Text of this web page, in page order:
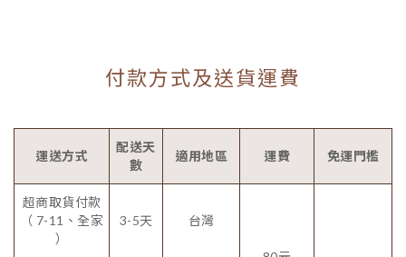
付款方式及送貨運費
運送方式
配送天
數
適用地區 運費 免運門檻
超商取貨付款
（ 7-11、全家
）
3-5天 台灣